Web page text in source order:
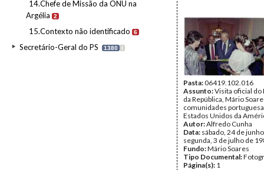
14.Chefe de Missão da ONU na
Argélia
2
15.Contexto não identificado 6
Secretário-Geral do PS 1380 I
Pasta:06419.102.016
Assunto:Visita oficial
da República, Mário
comunidades
Estados Unidos da
Autor:Alfredo Cunha
Data: sábado, 24 de
segunda, 3 de julho de
Fundo:Mário Soares
Tipo Documental:
Página(s): 1